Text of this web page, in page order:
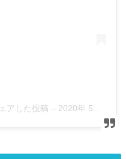
アした投稿 – 2020年 5月月13日午前2時54分PDT